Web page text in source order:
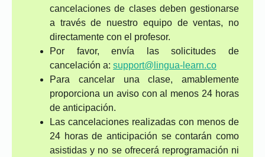
cancelaciones de clases deben gestionarse
a través de nuestro equipo de ventas, no
directamente con el profesor.
Por favor, envía las solicitudes de
cancelación a: support@lingua-learn.co
Para cancelar una clase, amablemente
proporciona un aviso con al menos 24 horas
de anticipación.
Las cancelaciones realizadas con menos de
24 horas de anticipación se contarán como
asistidas y no se ofrecerá reprogramación ni